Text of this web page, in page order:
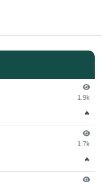
1.9k
🔥
1.7k
🔥